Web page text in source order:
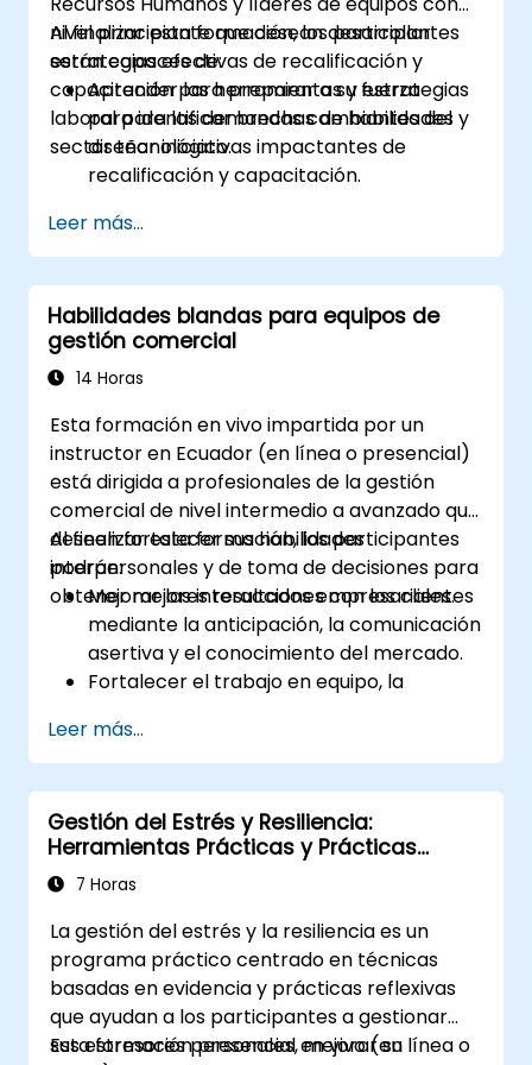
nivel principiante que desean desarrollar
estrategias efectivas de recalificación y
capacitación para preparar a su fuerza
laboral para las demandas cambiantes del
sector tecnológico.
Al finalizar esta formación, los participantes
serán capaces de:
Aprender las herramientas y estrategias
para identificar brechas de habilidades y
diseñar iniciativas impactantes de
recalificación y capacitación.
continuo para adaptarse a los rápidos
cambios en el sector tecnológico.
Implementar mecanismos efectivos de
medición y retroalimentación para
asegurar la alineación y el éxito continuos
del programa.
Leer más...
Habilidades blandas para equipos de
gestión comercial
14 Horas
Esta formación en vivo impartida por un
instructor en Ecuador (en línea o presencial)
está dirigida a profesionales de la gestión
comercial de nivel intermedio a avanzado que
deseen fortalecer sus habilidades
interpersonales y de toma de decisiones para
obtener mejores resultados empresariales.
Al finalizar esta formación, los participantes
podrán:
Mejorar las interacciones con los clientes
mediante la anticipación, la comunicación
asertiva y el conocimiento del mercado.
Fortalecer el trabajo en equipo, la
resolución de problemas.
Desarrollar técnicas efectivas de toma
de decisiones, ejecución disciplinada y
delegación.
Mejorar sus habilidades de negociación,
innovación y gestión del cambio.
Leer más...
Gestión del Estrés y Resiliencia:
Herramientas Prácticas y Prácticas
Reflexivas
7 Horas
La gestión del estrés y la resiliencia es un
programa práctico centrado en técnicas
basadas en evidencia y prácticas reflexivas
que ayudan a los participantes a gestionar
sus estresores personales, mejorar su
Esta formación presencial en vivo (en línea o